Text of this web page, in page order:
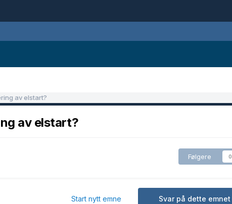
av elstart?
av elstart?
Følgere 0
Svar på dette emnet
Start nytt emne